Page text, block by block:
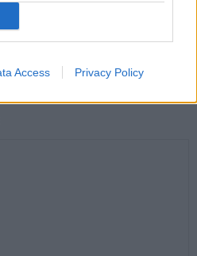
Access Privacy Policy
12 août :
à la pénurie de
de sécurité
combattre le cancer